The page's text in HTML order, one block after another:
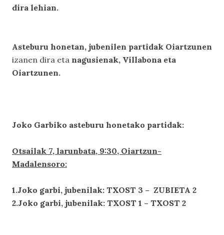
dira lehian.
Asteburu honetan, jubenilen partidak Oiartzunen
izanen dira eta nagusienak, Villabona eta
Oiartzunen.
Joko Garbiko asteburu honetako partidak:
Otsailak 7, larunbata, 9:30, Oiartzun-
Madalensoro:
1.Joko garbi, jubenilak: TXOST 3 – ZUBIETA 2
2.Joko garbi, jubenilak: TXOST 1 – TXOST 2